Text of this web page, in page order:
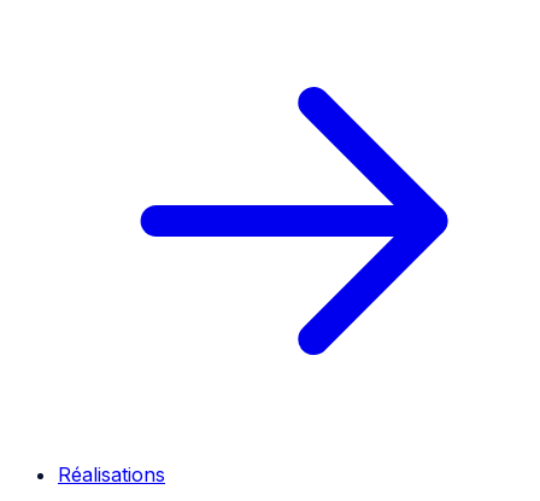
Réalisations